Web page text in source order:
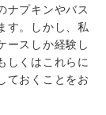
ナプキンやバス
す。しかし、私
ースしか経験し
しくはこれらに
ておくことをお